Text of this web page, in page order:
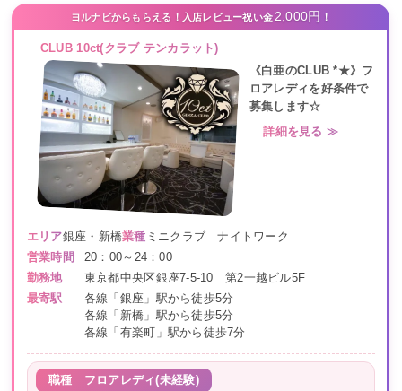
ヨルナビからもらえる！入店レビュー祝い金2,000円 ！
CLUB 10ct(クラブ テンカラット)
《白亜のCLUB *★》フ
ロアレディを好条件で
募集します☆
詳細を見る ≫
エリア銀座・新橋業種 ミニクラブ ナイトワーク
営業時間
20：00～24：00
勤務地
東京都中央区銀座7-5-10 第2一越ビル5F
最寄駅
各線「銀座」駅から徒歩5分
各線「新橋」駅から徒歩5分
各線「有楽町」駅から徒歩7分
職種 フロアレディ(未経験)